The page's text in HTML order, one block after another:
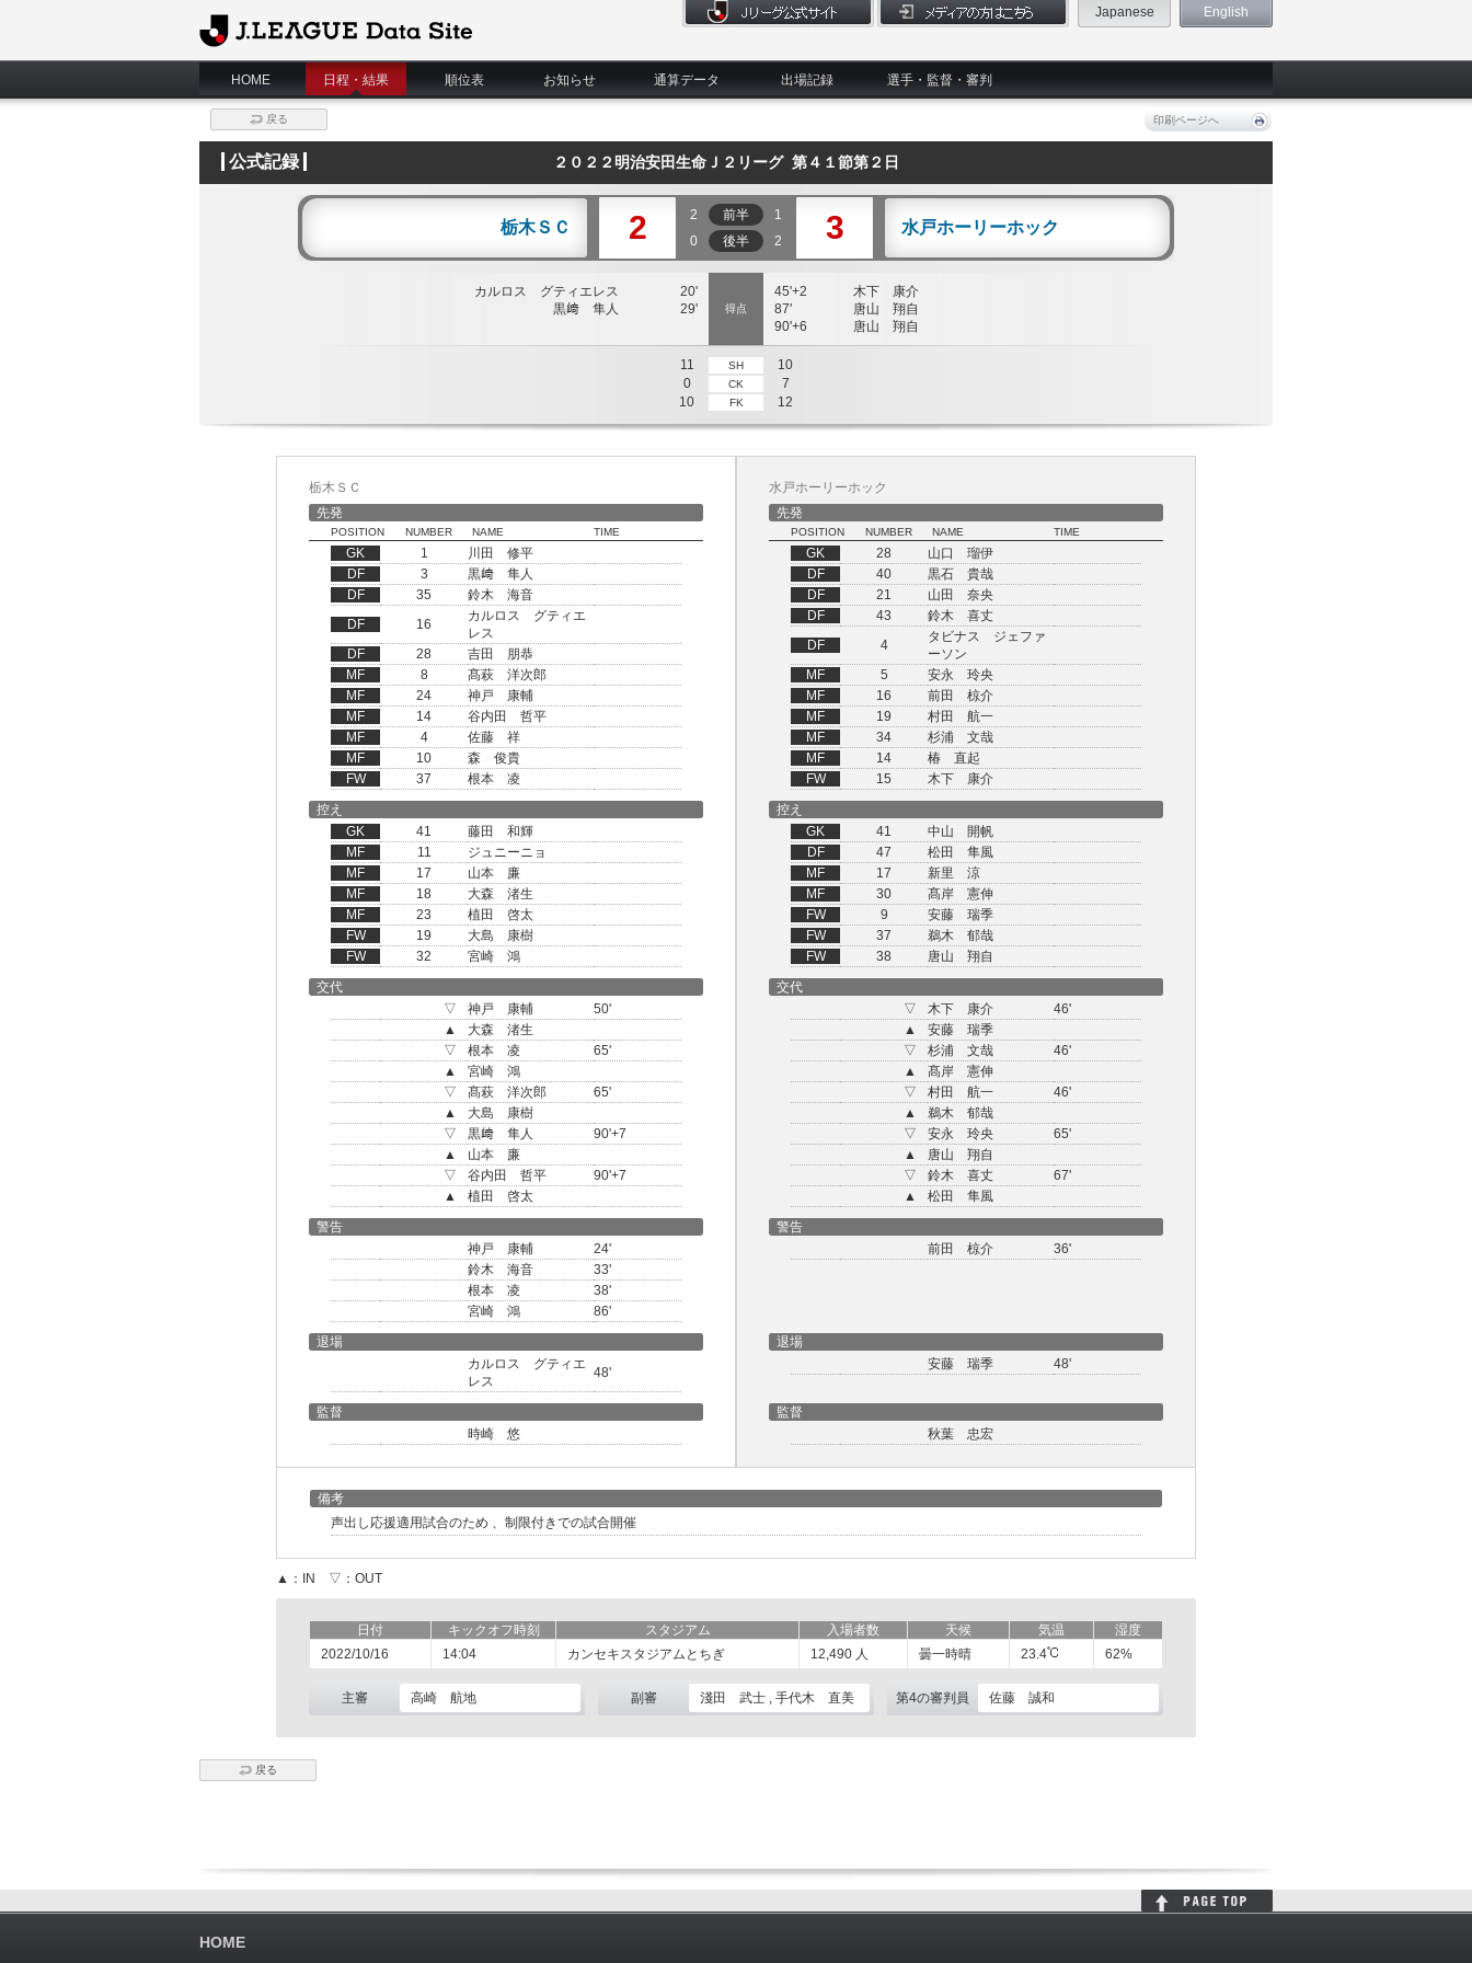
J.League Data Site
Japanese English
HOME 日程・結果 順位表 お知らせ 通算データ 出場記録 選手・監督・審判
戻る 印刷ページへ
公式記録 ２０２２明治安田生命Ｊ２リーグ 第４１節第２日
栃木ＳＣ 2 2 前半
1
0
後半 2 3 水戸ホーリーホック
カルロス グティエレス
20'
黒﨑 隼人
29' 得点
45'+2
木下 康介
87'
唐山 翔自
90'+6
唐山 翔自
11 SH
10
0
CK
7
10
FK 12
栃木ＳＣ
先発
POSITION NUMBER NAME TIME
GK 1
川田 修平
DF
3
黒﨑 隼人
DF
35
鈴木 海音
DF
16
カルロス グティエ
レス
DF
28
吉田 朋恭
MF
8
髙萩 洋次郎
MF
24
神戸 康輔
MF
14
谷内田 哲平
MF
4
佐藤 祥
MF
10
森 俊貴
FW
37 根本 凌
水戸ホーリーホック
先発
POSITION NUMBER NAME TIME
GK 28
山口 瑠伊
DF
40
黒石 貴哉
DF
21
山田 奈央
DF
43
鈴木 喜丈
DF
4
タビナス ジェファ
ーソン
MF
5
安永 玲央
MF
16
前田 椋介
MF
19
村田 航一
MF
34
杉浦 文哉
MF
14
椿 直起
FW
15
木下 康介
控え
GK
41
藤田 和輝
MF
11
ジュニーニョ
MF
17
山本 廉
MF
18
大森 渚生
MF
23
植田 啓太
FW
19
大島 康樹
FW
32 宮崎 鴻
控え
GK
41
中山 開帆
DF
47
松田 隼風
MF
17
新里 涼
MF
30
髙岸 憲伸
FW
9
安藤 瑞季
FW
37
鵜木 郁哉
FW
38
唐山 翔自
交代
▽
神戸 康輔
50'
▲
大森 渚生
▽
根本 凌
65'
▲
宮崎 鴻
▽
髙萩 洋次郎
65'
▲
大島 康樹
▽
黒﨑 隼人
90'+7
▲
山本 廉
▽
谷内田 哲平
90'+7
▲
植田 啓太
交代
▽
木下 康介
46'
▲
安藤 瑞季
▽
杉浦 文哉
46'
▲
髙岸 憲伸
▽
村田 航一
46'
▲
鵜木 郁哉
▽
安永 玲央
65'
▲
唐山 翔自
▽
鈴木 喜丈
67'
▲
松田 隼風
警告
神戸 康輔
24'
鈴木 海音
33'
根本 凌
38'
宮崎 鴻
86'
警告
前田 椋介
36'
退場
カルロス グティエ
レス
48'
退場
安藤 瑞季
48'
監督
時崎 悠
監督
秋葉 忠宏
備考
声出し応援適用試合のため 、制限付きでの試合開催
▲：IN ▽：OUT
日付 キックオフ時刻 スタジアム 入場者数 天候 気温
湿度
2022/10/16
14:04 カンセキスタジアムとちぎ 12,490 人 曇一時晴 23.4 62%
主審 高崎 航地 副審 淺田 武士 , 手代木 直美 第4の審判員 佐藤 誠和
戻る
HOME